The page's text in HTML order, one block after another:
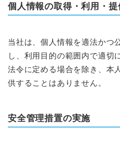
個人情報の取得・利用・提
当社は、個人情報を適法かつ
し、利用目的の範囲内で適切
法令に定める場合を除き、本
供することはありません。
安全管理措置の実施